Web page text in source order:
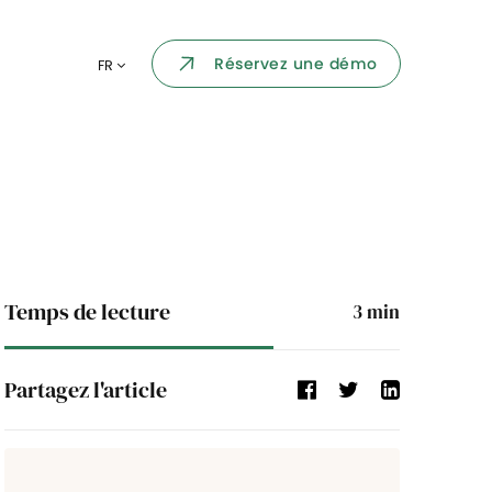
FR Réservez une démo
Temps de lecture 3min
Partagez l'article
Événement d'entreprise